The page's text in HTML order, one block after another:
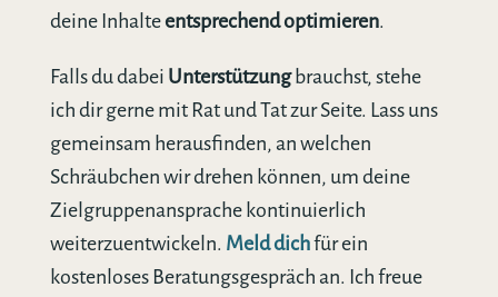
deine Inhalte entsprechend optimieren.
Falls du dabei Unterstützungbrauchst, stehe
ich dir gerne mit Rat und Tat zur Seite. Lass uns
gemeinsam herausfinden, an welchen
Schräubchen wir drehen können, um deine
Zielgruppenansprache kontinuierlich
weiterzuentwickeln. Meld dichfür ein
kostenloses Beratungsgespräch an. Ich freue